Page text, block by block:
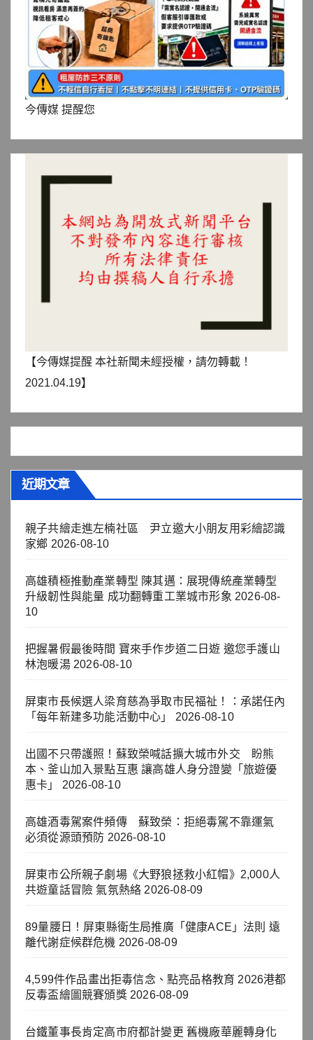
今傳媒 提醒您
【今傳媒提醒 本社新聞未經授權，請勿轉載！
2021.04.19】
近期文章
親子共繪走進左楠社區 尹立邀大小朋友用彩繪認識
家鄉 2026-08-10
高雄積極推動產業轉型 陳其邁：展現傳統產業轉型
升級韌性與能量 成功翻轉重工業城市形象 2026-08-
10
把握暑假最後時間 寶來手作步道二日遊 邀您手護山
林泡暖湯 2026-08-10
屏東市長候選人梁育慈為爭取市民福祉！：承諾任內
「每年新建多功能活動中心」
2026-08-10
出國不只帶護照！蘇致榮喊話擴大城市外交 盼熊
本、釜山加入景點互惠 讓高雄人身分證變「旅遊優
惠卡」
2026-08-10
高雄酒毒駕案件頻傳 蘇致榮：拒絕毒駕不靠運氣
必須從源頭預防 2026-08-10
屏東市公所親子劇場《大野狼拯救小紅帽》2,000人
共遊童話冒險 氣氛熱絡 2026-08-09
89量腰日！屏東縣衛生局推廣「健康ACE」法則 遠
離代謝症候群危機 2026-08-09
4,599件作品畫出拒毒信念、點亮品格教育 2026港都
反毒盃繪圖競賽頒獎 2026-08-09
台鐵董事長肯定高市府都計變更 舊機廠華麗轉身化